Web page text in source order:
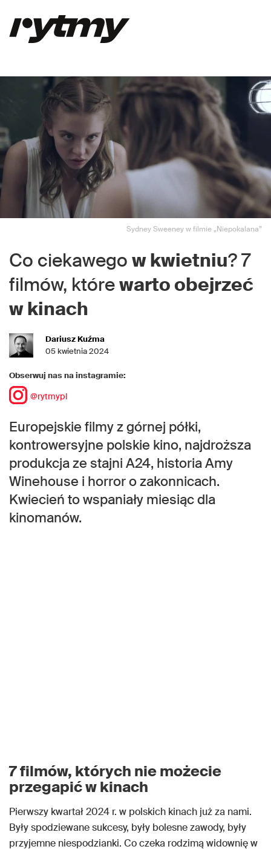
Sydney Sweeney w filmie „Niepokalana”
Co ciekawego w kwietniu? 7
filmów, którewarto obejrzeć
w kinach
Dariusz Kuźma
05 kwietnia 2024
Obserwuj nas na instagramie:
@rytmypl
Europejskie filmy z górnej półki,
kontrowersyjne polskie kino, najdroższa
produkcja ze stajni A24, historia Amy
Winehouse i horror o zakonnicach.
Kwiecień to wspaniały miesiąc dla
kinomanów.
7 filmów, których nie możecie
przegapić w kinach
Pierwszy kwartał 2024 r. w polskich kinach już za nami.
Były spodziewane sukcesy, były bolesne zawody, były
przyjemne niespodzianki. Co czeka rodzimą widownię w